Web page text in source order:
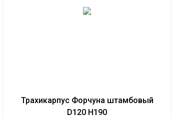
Трахикарпус Форчуна штамбовый
D120 H190